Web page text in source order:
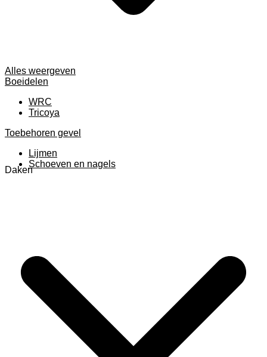
Alles weergeven
Boeidelen
WRC
Tricoya
Toebehoren gevel
Lijmen
Schoeven en nagels
Daken